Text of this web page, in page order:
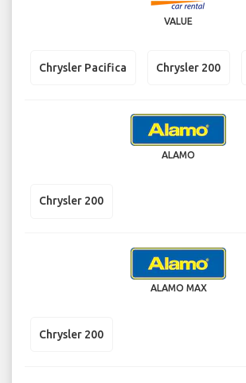
VALUE
Chrysler Pacifica Chrysler 200
ALAMO
Chrysler 200
ALAMO MAX
Chrysler 200